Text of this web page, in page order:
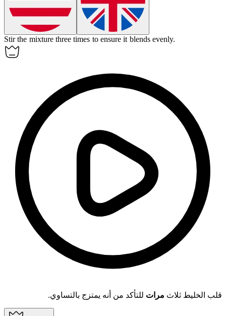
Stir the mixture three times to ensure it blends evenly.
قلب الخليط ثلاث مرات للتأكد من أنه يمتزج بالتساوي.